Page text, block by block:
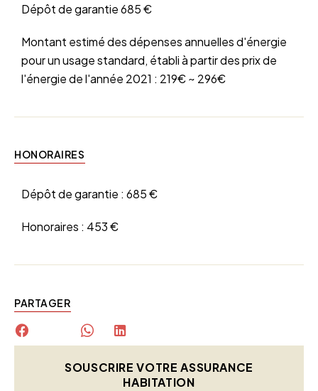
Dépôt de garantie685 €
Montant estimé des dépenses annuelles d'énergie
pour un usage standard, établi à partir des prix de
l'énergie de l'année 2021 : 219€ ~ 296€
HONORAIRES
Dépôt de garantie : 685 €
Honoraires : 453 €
PARTAGER
SOUSCRIRE VOTRE ASSURANCE
HABITATION